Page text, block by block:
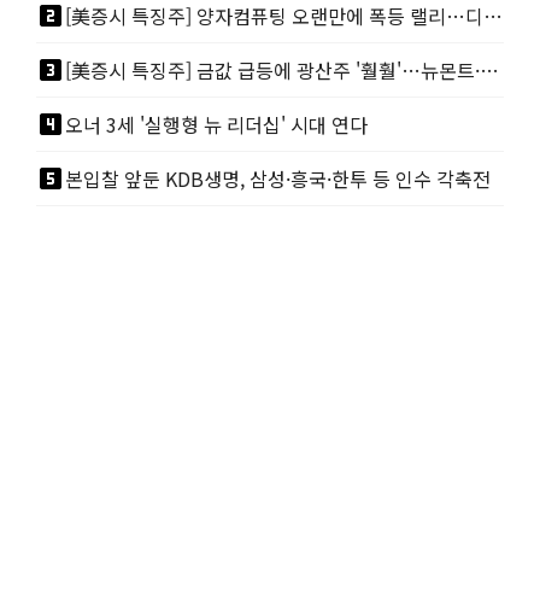
looks_two
[美증시 특징주] 양자컴퓨팅 오랜만에 폭등 랠리…디웨이브·아이온큐 주도
looks_3
[美증시 특징주] 금값 급등에 광산주 '훨훨'…뉴몬트·바릭마이닝 주도
looks_4오너 3세 '실행형 뉴 리더십' 시대 연다
looks_5본입찰 앞둔 KDB생명, 삼성·흥국·한투 등 인수 각축전